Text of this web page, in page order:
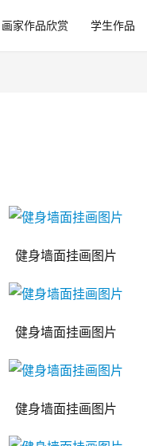
画家作品欣赏 学生作品
健身墙面挂画图片
健身墙面挂画图片
健身墙面挂画图片